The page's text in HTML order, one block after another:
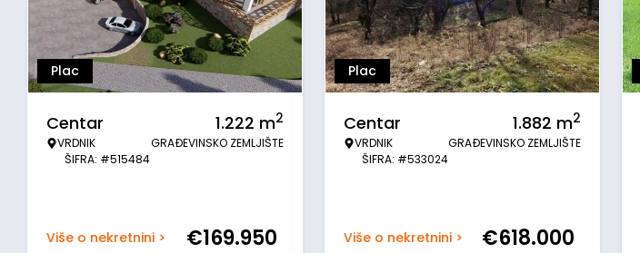
Plac
Centar
VRDNIK
ŠIFRA: #515484
1.222 m2
GRAĐEVINSKO ZEMLJIŠTE
Više o nekretnini > €169.950
Plac
Centar
VRDNIK
ŠIFRA: #533024
1.882 m2
GRAĐEVINSKO ZEMLJIŠTE
Više o nekretnini > €618.000